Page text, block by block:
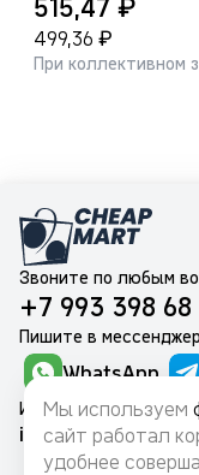
Мы используем
сайт работал
удобнее
515,47 ₽
499,36 ₽
При коллективном
Звоните по любым
+7 993 398 68
Пишите в
WhatsApp
Или на почту
info@cheapmart.ru